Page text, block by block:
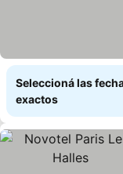
Seleccioná las
exactos